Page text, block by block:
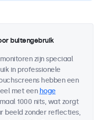
buitengebruik
zijn speciaal
in professionele
hebben een
met een hoge
1000 nits, wat zorgt
beeld zonder reflecties,